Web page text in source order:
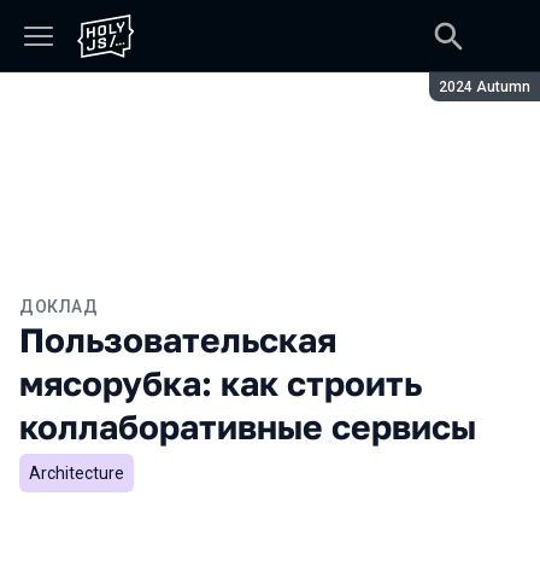
Сезон:
2024 Autumn
ДОКЛАД
Пользовательская
мясорубка: как строить
коллаборативные сервисы
Architecture